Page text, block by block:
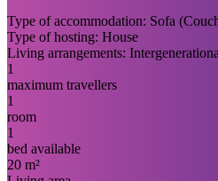
Type of accommodation: Sofa
Type of hosting: House
Living arrangements:
1
maximum travellers
1
room
1
bed available
20 m²